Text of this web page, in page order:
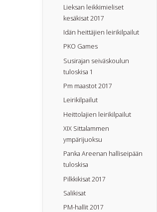
Lieksan leikkimieliset
kesäkisat 2017
Idän heittäjien leirikilpailut
PKO Games
Susirajan seiväskoulun
tuloskisa 1
Pm maastot 2017
Leirikilpailut
Heittolajien leirikilpailut
XIX Sittalammen
ympärijuoksu
Panka Areenan halliseipään
tuloskisa
Pilkkikisat 2017
Salikisat
PM-hallit 2017